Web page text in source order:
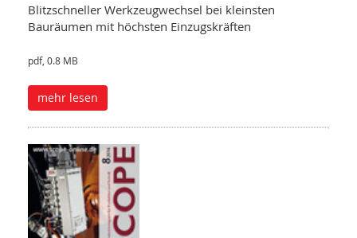
Blitzschneller Werkzeugwechsel bei kleinsten
Bauräumen mit höchsten Einzugskräften
pdf, 0.8 MB
mehr lesen